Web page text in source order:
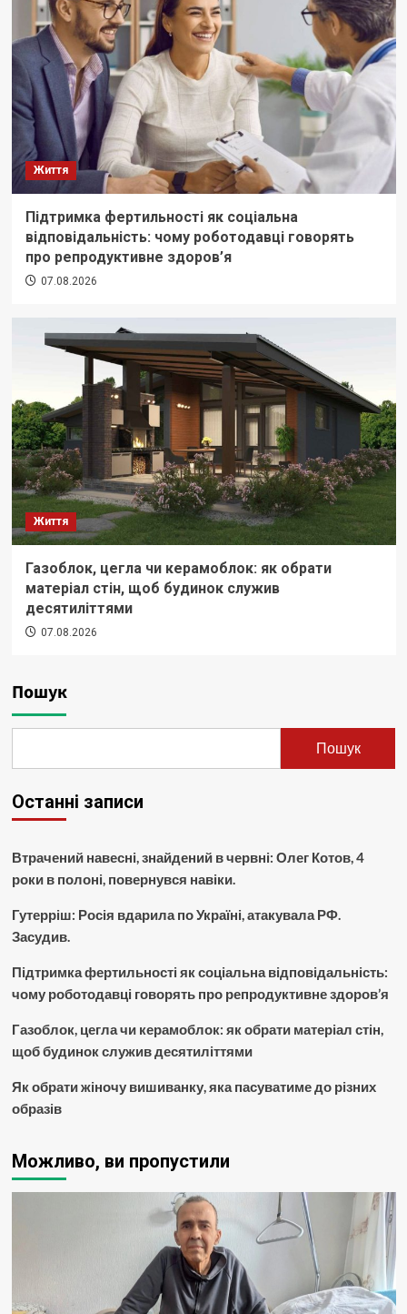
Життя
Підтримка фертильності як соціальна
відповідальність: чому роботодавці говорять
про репродуктивне здоров’я
07.08.2026
Життя
Газоблок, цегла чи керамоблок: як обрати
матеріал стін, щоб будинок служив
десятиліттями
07.08.2026
Пошук
Пошук
Останні записи
Втрачений навесні, знайдений в червні: Олег Котов, 4
роки в полоні, повернувся навіки.
Гутерріш: Росія вдарила по Україні, атакувала РФ.
Засудив.
Підтримка фертильності як соціальна відповідальність:
чому роботодавці говорять про репродуктивне здоров’я
Газоблок, цегла чи керамоблок: як обрати матеріал стін,
щоб будинок служив десятиліттями
Як обрати жіночу вишиванку, яка пасуватиме до різних
образів
Можливо, ви пропустили